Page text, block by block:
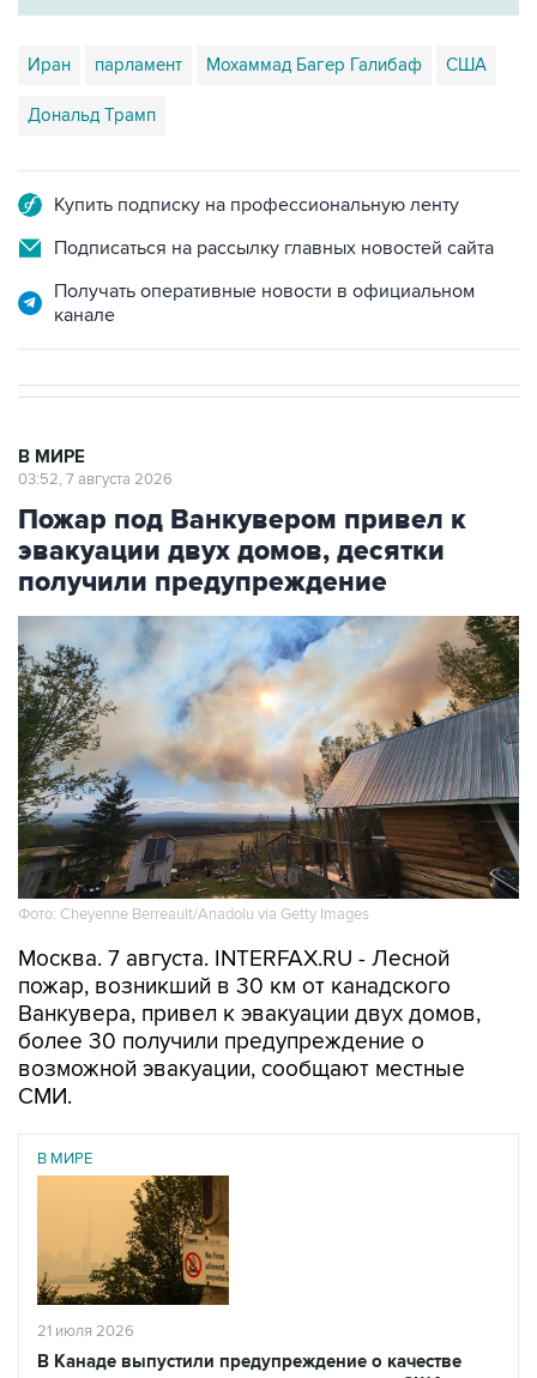
Иран парламент Мохаммад Багер Галибаф США
Дональд Трамп
Купить подписку на профессиональную ленту
Подписаться на рассылку главных новостей сайта
Получать оперативные новости в официальном
канале
В МИРЕ
03:52, 7 августа 2026
Пожар под Ванкувером привел к
эвакуации двух домов, десятки
получили предупреждение
Фото: Cheyenne Berreault/Anadolu via Getty Images
Москва. 7 августа. INTERFAX.RU - Лесной
пожар, возникший в 30 км от канадского
Ванкувера, привел к эвакуации двух домов,
более 30 получили предупреждение о
возможной эвакуации, сообщают местные
СМИ.
В МИРЕ
21 июля 2026
В Канаде выпустили предупреждение о качестве